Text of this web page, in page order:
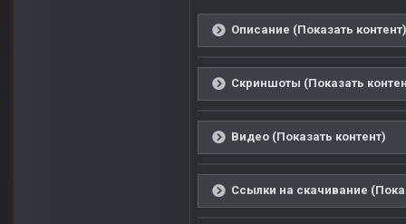
Описание (Показать контент)
Скриншоты (Показать
Видео (Показать контент)
Ссылки на скачивание